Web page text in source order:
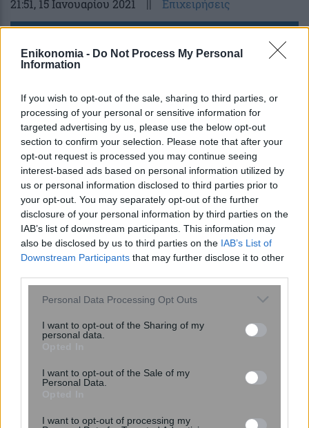
Enikonomia - Do Not Process My Personal
Information
If you wish to opt-out of the sale, sharing to third parties, or
processing of your personal or sensitive information for
targeted advertising by us, please use the below opt-out
section to confirm your selection. Please note that after your
opt-out request is processed you may continue seeing
interest-based ads based on personal information utilized by
us or personal information disclosed to third parties prior to
your opt-out. You may separately opt-out of the further
disclosure of your personal information by third parties on the
IAB’s list of downstream participants. This information may
also be disclosed by us to third parties on the IAB’s List of
Downstream Participants that may further disclose it to other
Please note that this website/app uses one or more Google
not limited to your visit or usage behaviour. You may click to
grant or deny consent to Google and its third-party tags to
consent section.
Personal Data Processing Opt Outs
I want to opt-out of the Sharing of my
personal data.
I want to opt-out of the Sale of my
Personal Data.
I want to opt-out of processing my
21:51, 15 Ιανουαρίου 2021 || Επιχειρήσεις
Μίχαλος: Το άνοιγμα του λιανεμπορίου
αναπτερώνει τις ελπίδες μας